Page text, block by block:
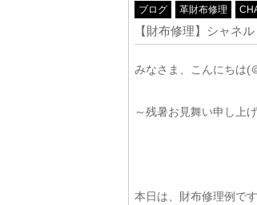
ブログ 革財布修理
【財布修理】シャネ
みなさま、こんにちは
～残暑お見舞い申し上
本日は、財布修理例です